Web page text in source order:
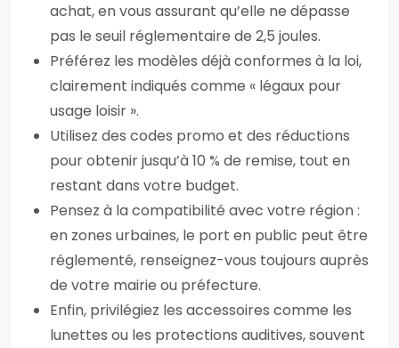
achat, en vous assurant qu’elle ne dépasse
pas le seuil réglementaire de 2,5 joules.
Préférez les modèles déjà conformes à la loi,
clairement indiqués comme « légaux pour
usage loisir ».
Utilisez des codes promo et des réductions
pour obtenir jusqu’à 10 % de remise, tout en
restant dans votre budget.
Pensez à la compatibilité avec votre région :
en zones urbaines, le port en public peut être
réglementé, renseignez-vous toujours auprès
de votre mairie ou préfecture.
Enfin, privilégiez les accessoires comme les
lunettes ou les protections auditives, souvent